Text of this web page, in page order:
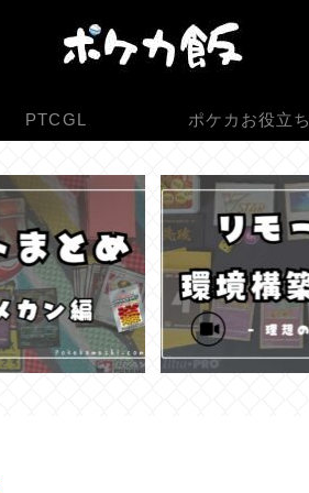
PTCGL ポケカお役立ち